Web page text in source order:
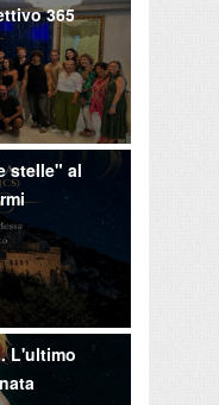
365
stelle" al
L'ultimo